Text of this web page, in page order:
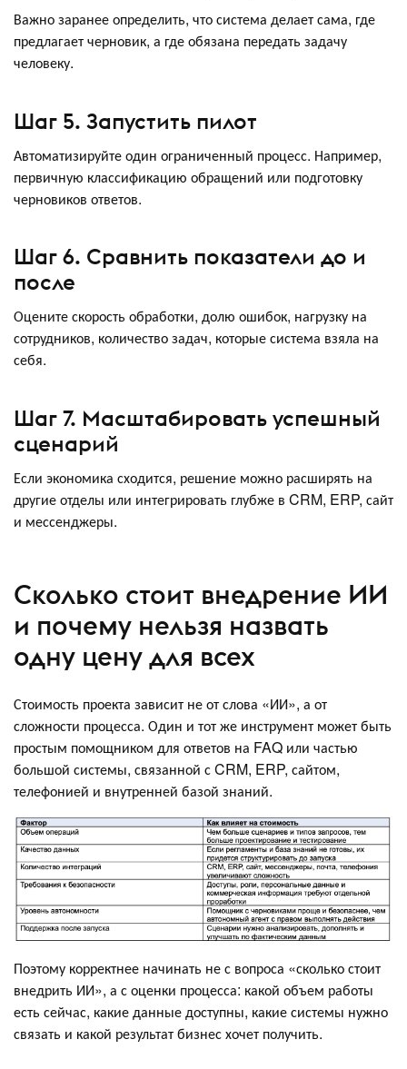
Важно заранее определить, что система делает сама, где
предлагает черновик, а где обязана передать задачу
человеку.
Шаг 5. Запустить пилот
Автоматизируйте один ограниченный процесс. Например,
первичную классификацию обращений или подготовку
черновиков ответов.
Шаг 6. Сравнить показатели до и
после
Оцените скорость обработки, долю ошибок, нагрузку на
сотрудников, количество задач, которые система взяла на
себя.
Шаг 7. Масштабировать успешный
сценарий
Если экономика сходится, решение можно расширять на
другие отделы или интегрировать глубже в CRM, ERP, сайт
и мессенджеры.
Сколько стоит внедрение ИИ
и почему нельзя назвать
одну цену для всех
Стоимость проекта зависит не от слова «ИИ», а от
сложности процесса. Один и тот же инструмент может быть
простым помощником для ответов на FAQ или частью
большой системы, связанной с CRM, ERP, сайтом,
телефонией и внутренней базой знаний.
Поэтому корректнее начинать не с вопроса «сколько стоит
внедрить ИИ», а с оценки процесса: какой объем работы
есть сейчас, какие данные доступны, какие системы нужно
связать и какой результат бизнес хочет получить.